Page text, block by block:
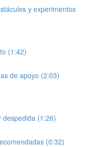
y experimentos
(1:42)
de apoyo (2:03)
despedida (1:26)
(0:32)